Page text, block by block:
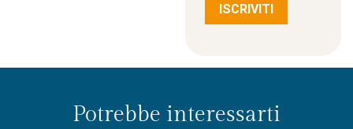
ISCRIVITI
Potrebbe interessarti